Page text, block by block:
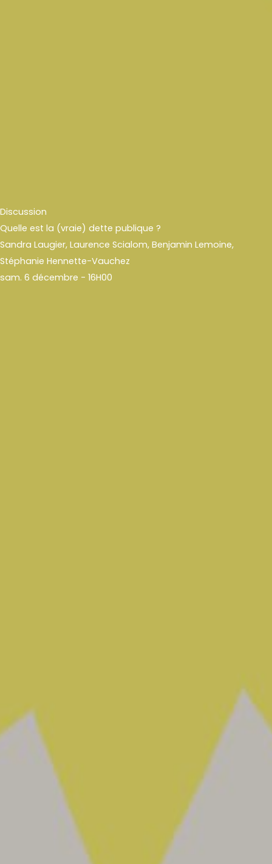
Discussion
Quelle est la (vraie) dette publique ?
Sandra Laugier, Laurence Scialom, Benjamin Lemoine,
Stéphanie Hennette-Vauchez
sam. 6 décembre - 16H00